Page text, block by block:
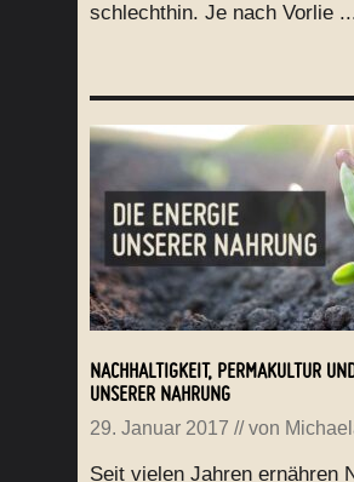
schlechthin. Je nach Vorlie
NACHHALTIGKEIT, PERMAKULTUR
UNSERER NAHRUNG
29. Januar 2017 // von
Seit vielen Jahren ernähren